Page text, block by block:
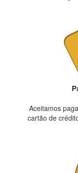
Aceitamos
cartão de